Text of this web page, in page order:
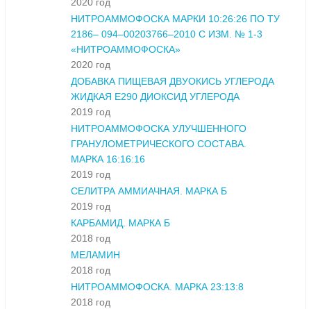
2020 год
НИТРОАММОФОСКА МАРКИ 10:26:26 ПО ТУ
2186– 094–00203766–2010 С ИЗМ. № 1-3
«НИТРОАММОФОСКА»
2020 год
ДОБАВКА ПИЩЕВАЯ ДВУОКИСЬ УГЛЕРОДА
ЖИДКАЯ Е290 ДИОКСИД УГЛЕРОДА
2019 год
НИТРОАММОФОСКА УЛУЧШЕННОГО
ГРАНУЛОМЕТРИЧЕСКОГО СОСТАВА.
МАРКА 16:16:16
2019 год
СЕЛИТРА АММИАЧНАЯ. МАРКА Б
2019 год
КАРБАМИД. МАРКА Б
2018 год
МЕЛАМИН
2018 год
НИТРОАММОФОСКА. МАРКА 23:13:8
2018 год